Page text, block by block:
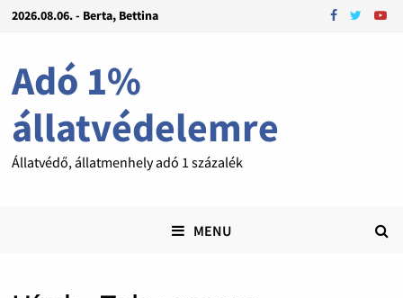
2026.08.06. - Berta, Bettina
Adó 1%
állatvédelemre
Állatvédő, állatmenhely adó 1 százalék
MENU